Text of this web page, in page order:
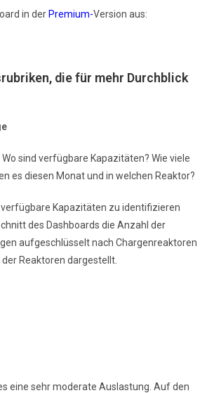
in der Premium-Version aus:
die für mehr Durchblick
Wo sind verfügbare Kapazitäten? Wie viele
es diesen Monat und in welchen Reaktor?
verfügbare Kapazitäten zu identifizieren
des Dashboards die Anzahl der
aufgeschlüsselt nach Chargenreaktoren
Reaktoren dargestellt.
eine sehr moderate Auslastung. Auf den